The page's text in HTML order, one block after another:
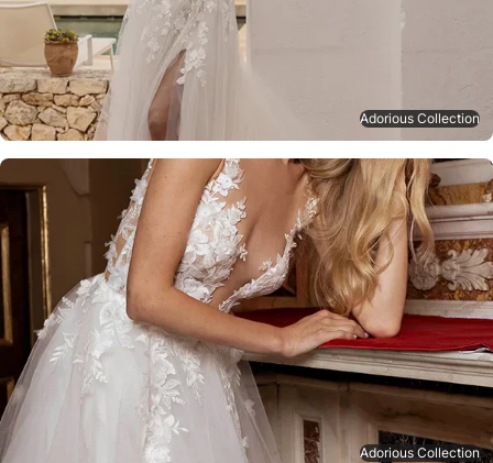
Adorious Collection
Adorious Collection